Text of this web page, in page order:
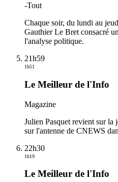
-Tout
Chaque soir, du lundi au
Gauthier Le Bret consacré
l'analyse politique.
21h59
1h51
Le Meilleur de l'Info
Magazine
Julien Pasquet revient sur la
sur l'antenne de CNEWS
22h30
1h19
Le Meilleur de l'Info